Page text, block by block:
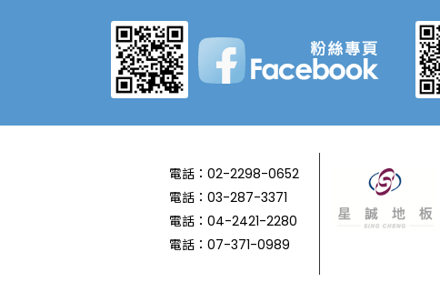
電話：02-2298-0652
電話：03-287-3371
電話：04-2421-2280
電話：07-371-0989